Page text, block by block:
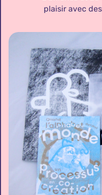
plaisir avec